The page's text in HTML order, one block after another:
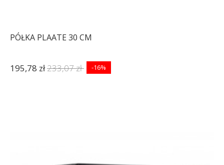
PÓŁKA PLAATE 30 CM
195,78 zł233,07 zł -16%